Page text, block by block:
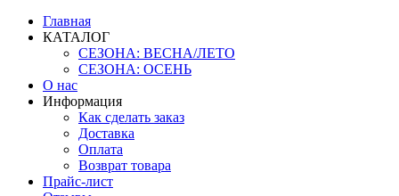
Главная
КАТАЛОГ
СЕЗОНА: ВЕСНА/ЛЕТО
СЕЗОНА: ОСЕНЬ
О нас
Информация
Как сделать заказ
Доставка
Оплата
Возврат товара
Прайс-лист